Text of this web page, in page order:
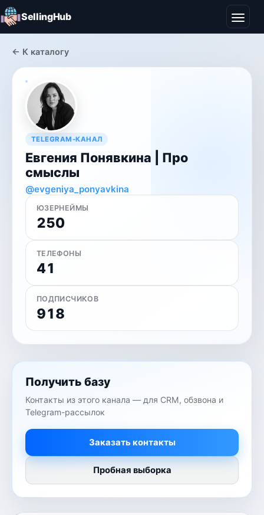
SellingHub
← К каталогу
TELEGRAM-КАНАЛ
Евгения Понявкина | Про
смыслы
@evgeniya_ponyavkina
ЮЗЕРНЕЙМЫ
250
ТЕЛЕФОНЫ
41
ПОДПИСЧИКОВ
918
Получить базу
Контакты из этого канала — для CRM, обзвона и
Telegram-рассылок
Заказать контакты
Пробная выборка